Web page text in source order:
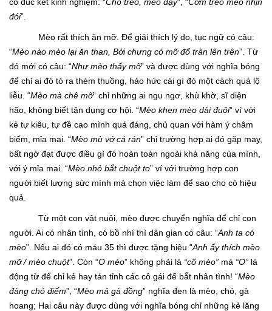
đói”.
Mèo rất thích ăn mỡ. Để giải thích lý do, tục ngữ có câu:
“Mèo nào mèo lại ăn than, Bởi chưng có mỡ đổ tràn lên trên”. Từ
đó mới có câu: “Như mèo thấy mỡ” và được dùng với nghĩa bóng
để chỉ ai đó tỏ ra thèm thuồng, háo hức cái gì đó một cách quá lộ
liễu. “Mèo mà chê mỡ” chỉ những ai ngu ngơ, khù khờ, sĩ diện
hão, không biết tận dụng cơ hội. “Mèo khen mèo dài đuôi” ví với
kẻ tự kiêu, tự đề cao mình quá đáng, chủ quan với hàm ý châm
biếm, mỉa mai. “Mèo mù vớ cá rán” chỉ trường hợp ai đó gặp may,
bất ngờ đạt được điều gì đó hoàn toàn ngoài khả năng của mình,
với ý mỉa mai. “Mèo nhỏ bắt chuột to” ví với trường hợp con
người biết lượng sức mình mà chọn việc làm để sao cho có hiệu
quả.
Từ một con vật nuôi, mèo được chuyển nghĩa để chỉ con
người. Ai có nhân tình, có bồ nhí thì dân gian có câu: “Anh ta có
mèo”. Nếu ai đó có máu 35 thì được tặng hiệu “Anh ấy thích mèo
mỡ / mèo chuột”. Còn “O mèo” không phải là “cô mèo” mà “O” là
động từ để chỉ kẻ hay tán tỉnh các cô gái để bắt nhân tình! “Mèo
đàng chó điếm”, “Mèo mả gà đồng” nghĩa đen là mèo, chó, gà
hoang; Hai câu này được dùng với nghĩa bóng chỉ những kẻ lăng